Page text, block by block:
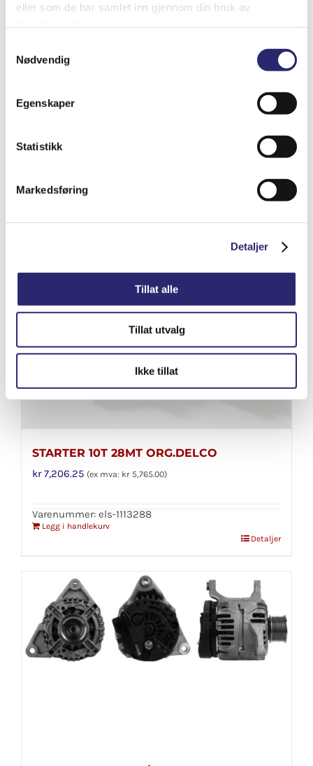
eller som de har samlet inn gjennom din bruk av
Nødvendig
Egenskaper
Statistikk
Markedsføring
Detaljer
Tillat alle
Tillat utvalg
Ikke tillat
Varenummer: els-18339N
Detaljer
STARTER 10T 28MT ORG.DELCO
kr7,206.25 (ex mva: kr 5,765.00)
Varenummer: els-1113288
Legg i handlekurv
Detaljer